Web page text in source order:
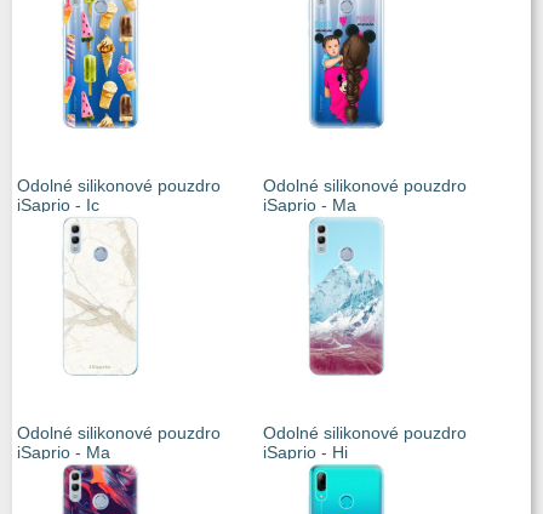
Odolné silikonové pouzdro
iSaprio - Ic
Odolné silikonové pouzdro
iSaprio - Ma
Odolné silikonové pouzdro
iSaprio - Ma
Odolné silikonové pouzdro
iSaprio - Hi